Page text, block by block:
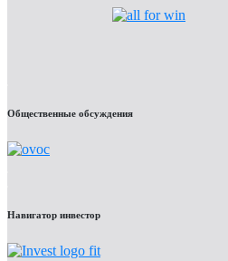
Общественные обсуждения
Навигатор инвестор